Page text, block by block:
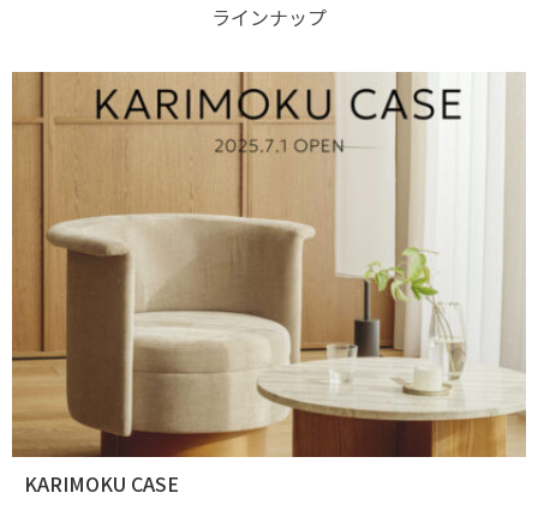
ラインナップ
KARIMOKU CASE